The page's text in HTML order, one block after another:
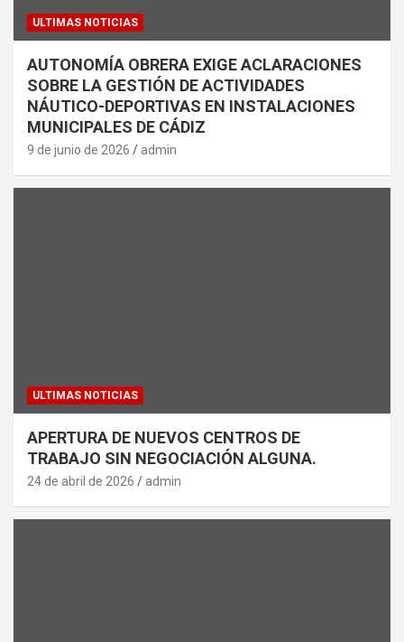
ULTIMAS NOTICIAS
AUTONOMÍA OBRERA EXIGE ACLARACIONES
SOBRE LA GESTIÓN DE ACTIVIDADES
NÁUTICO-DEPORTIVAS EN INSTALACIONES
MUNICIPALES DE CÁDIZ
9 de junio de 2026 admin
ULTIMAS NOTICIAS
APERTURA DE NUEVOS CENTROS DE
TRABAJO SIN NEGOCIACIÓN ALGUNA.
24 de abril de 2026 admin